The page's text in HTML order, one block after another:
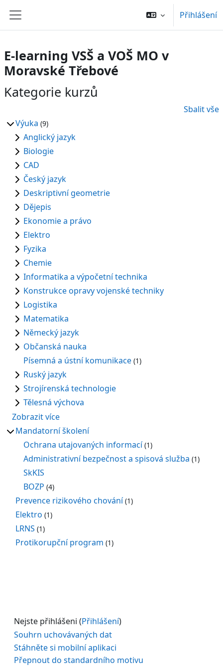
Boční panel
Přihlášení
E-learning VSŠ a VOŠ MO v
Moravské Třebové
Kategorie kurzů
Sbalit vše
Výuka (9)
Anglický jazyk
Biologie
CAD
Český jazyk
Deskriptivní geometrie
Dějepis
Ekonomie a právo
Elektro
Fyzika
Chemie
Informatika a výpočetní technika
Konstrukce opravy vojenské techniky
Logistika
Matematika
Německý jazyk
Občanská nauka
Písemná a ústní komunikace (1)
Ruský jazyk
Strojírenská technologie
Tělesná výchova
Zobrazit více
Mandatorní školení
Ochrana utajovaných informací(1)
Administrativní bezpečnost a spisová služba (1)
SkKIS
BOZP (4)
Prevence rizikového chování(1)
Elektro (1)
LRNS (1)
Protikorupční program (1)
Nejste přihlášeni (Přihlášení)
Souhrn uchovávaných dat
Stáhněte si mobilní aplikaci
Přepnout do standardního motivu